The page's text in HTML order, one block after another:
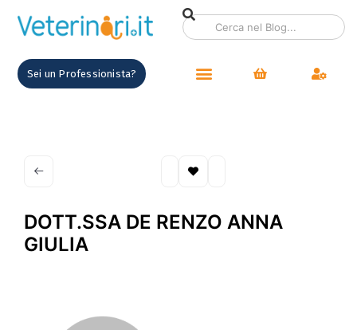
Sei un Professionista?
DOTT.SSA DE RENZO ANNA
GIULIA